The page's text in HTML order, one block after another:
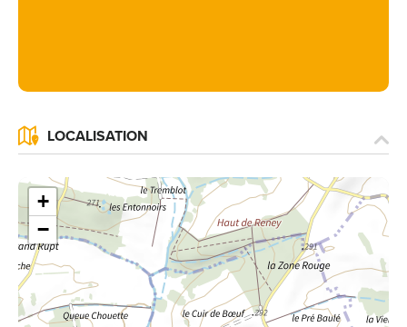
LOCALISATION
+
−